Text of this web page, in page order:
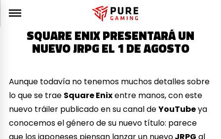
SQUARE ENIX PRESENTARÁ UN
NUEVO JRPG EL 1 DE AGOSTO
Aunque todavía no tenemos muchos detalles sobre
lo que se trae Square Enixentre manos, con este
nuevo tráiler publicado en su canal deYouTubeya
conocemos el género de su nuevo título: parece